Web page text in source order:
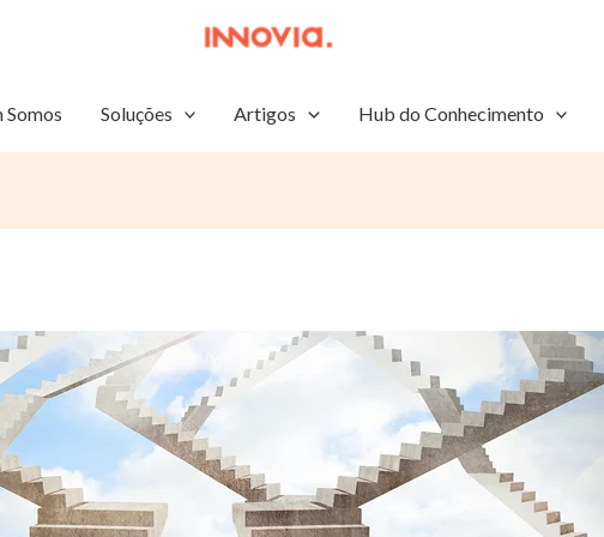
Somos Soluções Artigos Hub do Conhecimento